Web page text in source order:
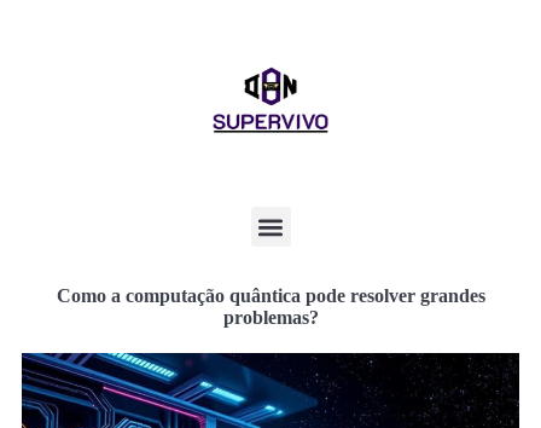
Como a computação quântica pode resolver grandes
problemas?